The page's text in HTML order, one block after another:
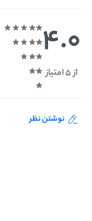
4.0
از 5 امتیاز
نوشتن نظر